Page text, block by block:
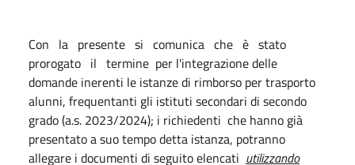
Con la presente si comunica che è stato
prorogato il termine per l'integrazione delle
domande inerenti le istanze di rimborso per trasporto
alunni, frequentanti gli istituti secondari di secondo
grado (a.s. 2023/2024); i richiedenti che hanno già
presentato a suo tempo detta istanza, potranno
allegare i documenti di seguito elencati utilizzando